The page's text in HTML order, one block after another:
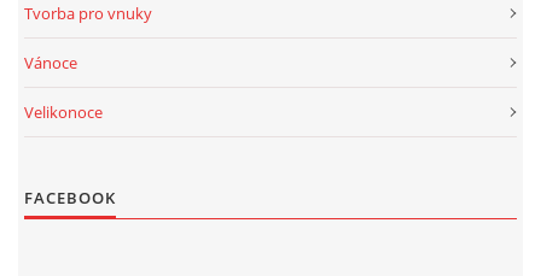
Tvorba pro vnuky
Vánoce
Velikonoce
FACEBOOK